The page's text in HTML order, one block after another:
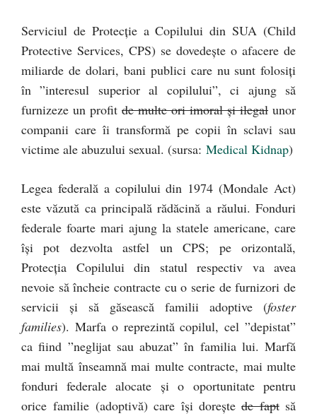
Serviciul de Protecție a Copilului din SUA (Child
Protective Services, CPS) se dovedește o afacere de
miliarde de dolari, bani publici care nu sunt folosiți
în ”interesul superior al copilului”, ci ajung să
furnizeze un profit de multe ori imoral și ilegal unor
companii care îi transformă pe copii în sclavi sau
victime ale abuzului sexual. (sursa: Medical Kidnap)
Legea federală a copilului din 1974 (Mondale Act)
este văzută ca principală rădăcină a răului. Fonduri
federale foarte mari ajung la statele americane, care
își pot dezvolta astfel un CPS; pe orizontală,
Protecția Copilului din statul respectiv va avea
nevoie să încheie contracte cu o serie de furnizori de
servicii și să găsească familii adoptive (foster
families). Marfa o reprezintă copilul, cel ”depistat”
ca fiind ”neglijat sau abuzat” în familia lui. Marfă
mai multă înseamnă mai multe contracte, mai multe
fonduri federale alocate și o oportunitate pentru
orice familie (adoptivă) care își doreștede faptsă